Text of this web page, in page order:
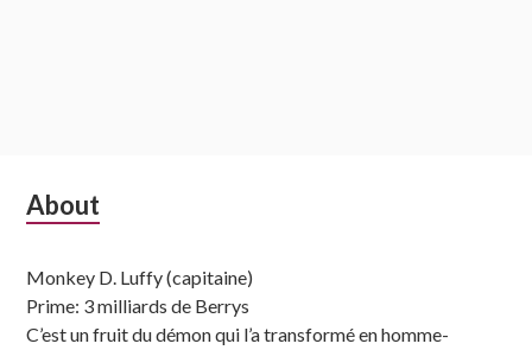
Subsidiary
About
Monkey D. Luffy (capitaine)
Prime: 3 milliards de Berrys
C’est un fruit du démon qui l’a transformé en homme-